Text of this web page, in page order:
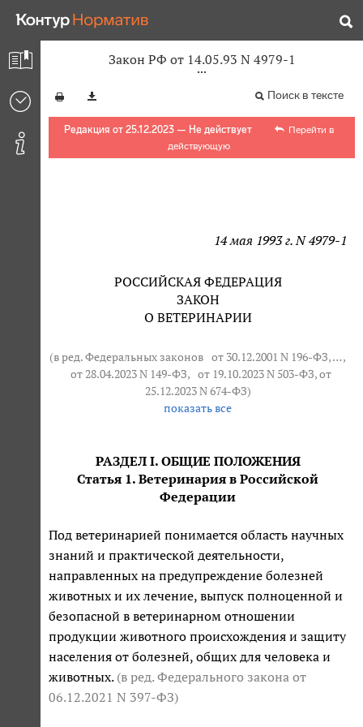
Закон РФ от 14.05.93 N 4979-1
Поиск в тексте
Редакция от 25.12.2023 — Не действует
Перейти в
действующую
14 мая 1993 г. N 4979-1
РОССИЙСКАЯ ФЕДЕРАЦИЯ
ЗАКОН
О ВЕТЕРИНАРИИ
(в ред. Федеральных законов от 30.12.2001 N 196-ФЗ, … ,
от 28.04.2023 N 149-ФЗ, от 19.10.2023 N 503-ФЗ, от
25.12.2023 N 674-ФЗ)
показать все
РАЗДЕЛ I. ОБЩИЕ ПОЛОЖЕНИЯ
Статья 1. Ветеринария в Российской
Федерации
Под ветеринарией понимается область научных
знаний и практической деятельности,
направленных на предупреждение болезней
животных и их лечение, выпуск полноценной и
безопасной в ветеринарном отношении
продукции животного происхождения и защиту
населения от болезней, общих для человека и
животных. (в ред. Федерального закона от
06.12.2021 N 397-ФЗ)